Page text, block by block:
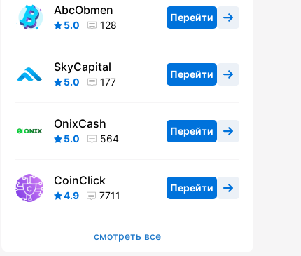
AbcObmen
5.0 128
Перейти
SkyCapital
5.0 177
Перейти
OnixCash
5.0 564
Перейти
CoinClick
4.9 7711
Перейти
смотреть все